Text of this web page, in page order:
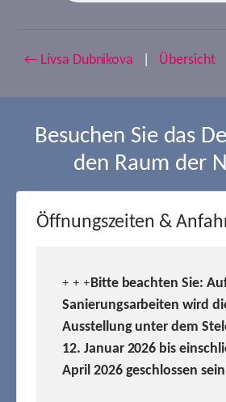
← Livsa Dubnikova Übersicht
Besuchen Sie das
den Raum der
Öffnungszeiten &
+ + +Bitte beachten Sie:
Sanierungsarbeiten wird
Ausstellung unter dem
12. Januar 2026 bis
April 2026 geschlossen